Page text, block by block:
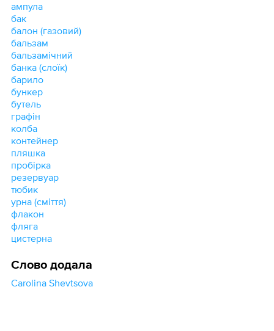
ампула
бак
балон (газовий)
бальзам
бальзамічний
банка (слоїк)
барило
бункер
бутель
графін
колба
контейнер
пляшка
пробірка
резервуар
тюбик
урна (сміття)
флакон
фляга
цистерна
Слово додала
Carolina Shevtsova